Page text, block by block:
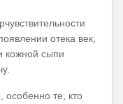
отека век,
кожной сыпи
особенно те, кто